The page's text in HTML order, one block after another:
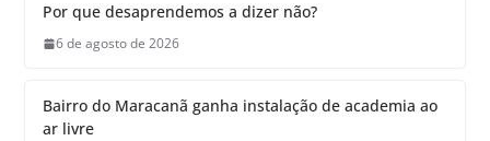
Por que desaprendemos a dizer não?
6 de agosto de 2026
Bairro do Maracanã ganha instalação de academia ao
ar livre